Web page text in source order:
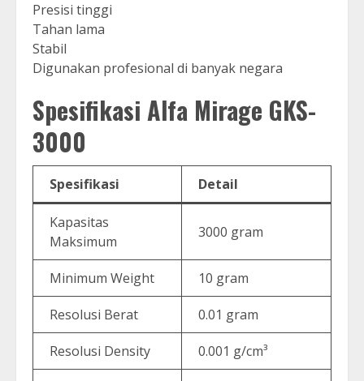
Presisi tinggi
Tahan lama
Stabil
Digunakan profesional di banyak negara
Spesifikasi Alfa Mirage GKS-
3000
Spesifikasi Detail
Kapasitas
Maksimum
3000 gram
Minimum Weight 10 gram
Resolusi Berat 0.01 gram
Resolusi Density 0.001 g/cm³